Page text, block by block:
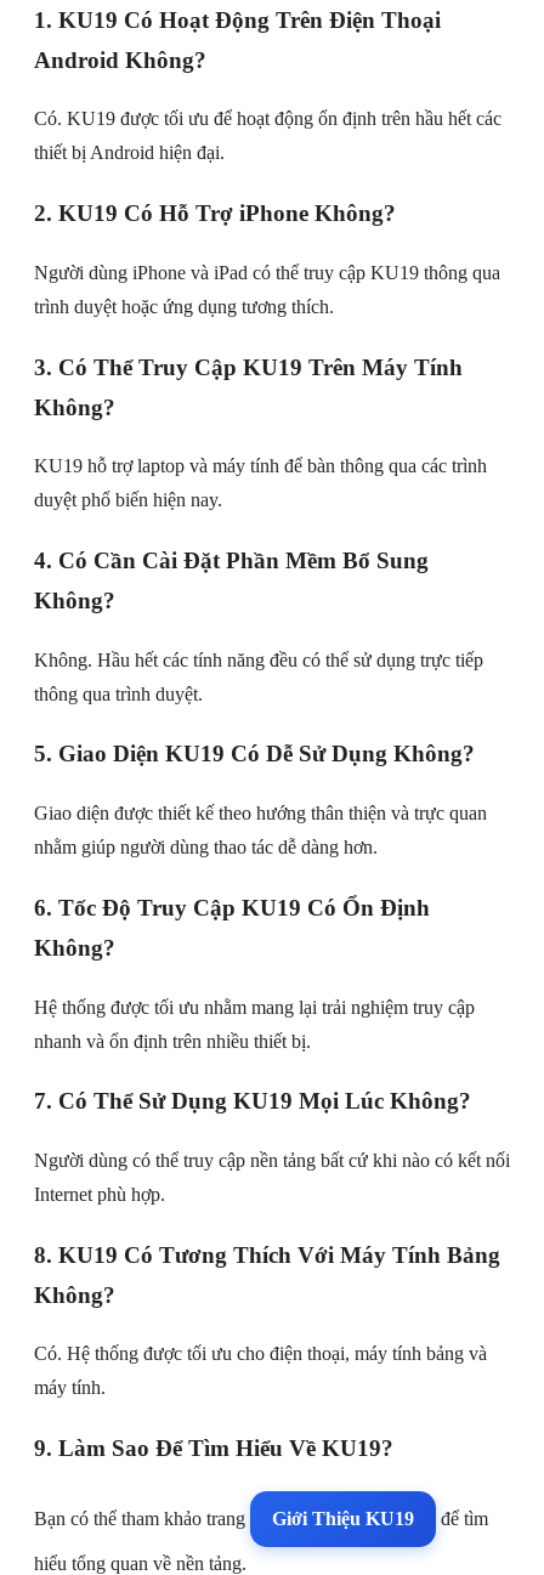
1. KU19 Có Hoạt Động Trên Điện Thoại
Android Không?
Có. KU19 được tối ưu để hoạt động ổn định trên hầu hết các
thiết bị Android hiện đại.
2. KU19 Có Hỗ Trợ iPhone Không?
Người dùng iPhone và iPad có thể truy cập KU19 thông qua
trình duyệt hoặc ứng dụng tương thích.
3. Có Thể Truy Cập KU19 Trên Máy Tính
Không?
KU19 hỗ trợ laptop và máy tính để bàn thông qua các trình
duyệt phổ biến hiện nay.
4. Có Cần Cài Đặt Phần Mềm Bổ Sung
Không?
Không. Hầu hết các tính năng đều có thể sử dụng trực tiếp
thông qua trình duyệt.
5. Giao Diện KU19 Có Dễ Sử Dụng Không?
Giao diện được thiết kế theo hướng thân thiện và trực quan
nhằm giúp người dùng thao tác dễ dàng hơn.
6. Tốc Độ Truy Cập KU19 Có Ổn Định
Không?
Hệ thống được tối ưu nhằm mang lại trải nghiệm truy cập
nhanh và ổn định trên nhiều thiết bị.
7. Có Thể Sử Dụng KU19 Mọi Lúc Không?
Người dùng có thể truy cập nền tảng bất cứ khi nào có kết nối
Internet phù hợp.
8. KU19 Có Tương Thích Với Máy Tính Bảng
Không?
Có. Hệ thống được tối ưu cho điện thoại, máy tính bảng và
máy tính.
9. Làm Sao Để Tìm Hiểu Về KU19?
Bạn có thể tham khảo trang Giới Thiệu KU19 để tìm
hiểu tổng quan về nền tảng.